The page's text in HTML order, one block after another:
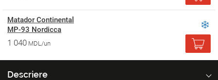
Matador Continental
MP-93 Nordicca
1 040 MDL/un
Descriere